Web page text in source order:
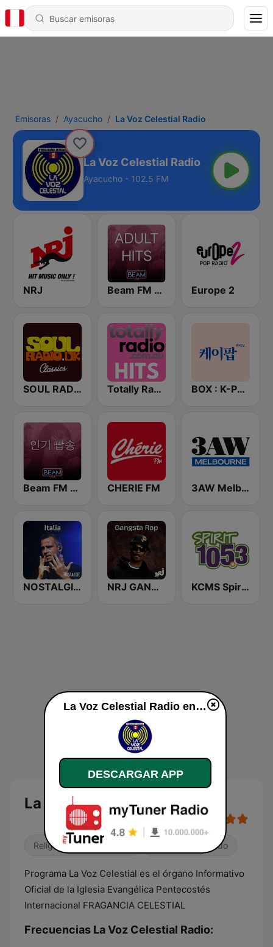
Emisoras Ayacucho La Voz Celestial Radio
La Voz Celestial Radio
Ayacucho - 102.5 FM
NRJ Beam FM - Adult Hits Europe 2
SOUL RADIO Only Classic Soul Totally Radio Hits BOX : K-POP 케이팝
Beam FM - 취향저격 감각 팝송 CHERIE FM 3AW Melbourne
NOSTALGIE ITALIA NRJ GANGSTA RAP KCMS Spirit 105.3 FM
La Voz Celestial Radio
Religioso & Espiritualidad Músicas del mundo
Programa La Voz Celestial es el órgano Informativo
Oficial de la Iglesia Evangélica Pentecostés
Internacional FRAGANCIA CELESTIAL
Frecuencias La Voz Celestial Radio:
La Voz Celestial Radio en vivo
DESCARGAR APP